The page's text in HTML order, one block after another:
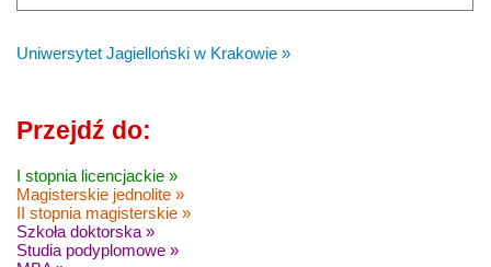
Uniwersytet Jagielloński w Krakowie »
Przejdź do:
I stopnia licencjackie »
Magisterskie jednolite »
II stopnia magisterskie »
Szkoła doktorska »
Studia podyplomowe »